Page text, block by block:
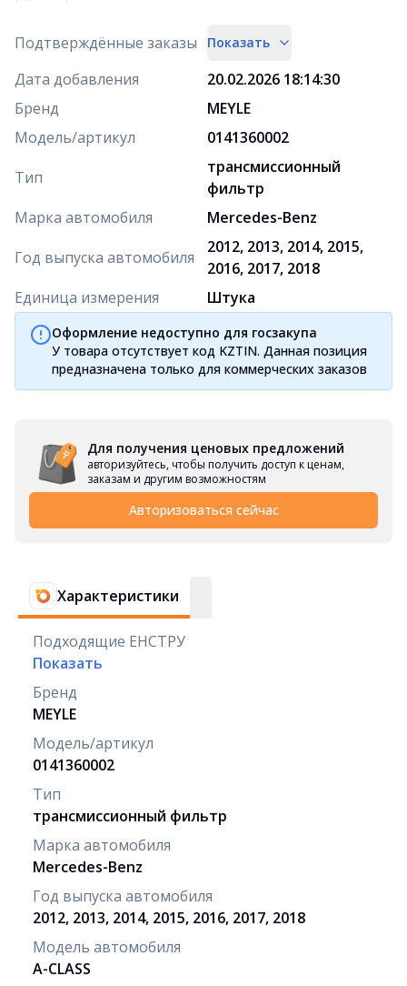
Подтверждённые заказы Показать
Дата добавления
20.02.2026 18:14:30
Бренд
MEYLE
Модель/артикул
0141360002
Тип
трансмиссионный
фильтр
Марка автомобиля
Mercedes-Benz
Год выпуска автомобиля
2012, 2013, 2014, 2015,
2016, 2017, 2018
Единица измерения
Штука
Оформление недоступно для госзакупа
У товара отсутствует код KZTIN. Данная позиция
предназначена только для коммерческих заказов
Для получения ценовых предложений
авторизуйтесь, чтобы получить доступ к ценам,
заказам и другим возможностям
Авторизоваться сейчас
Характеристики
Подходящие ЕНСТРУ
Показать
Бренд
MEYLE
Модель/артикул
0141360002
Тип
трансмиссионный фильтр
Марка автомобиля
Mercedes-Benz
Год выпуска автомобиля
2012, 2013, 2014, 2015, 2016, 2017, 2018
Модель автомобиля
A-CLASS